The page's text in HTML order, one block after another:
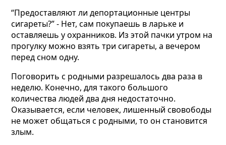
“Предоставляют ли депортационные центры
сигареты?” - Нет, сам покупаешь в ларьке и
оставляешь у охранников. Из этой пачки утром на
прогулку можно взять три сигареты, а вечером
перед сном одну.
Поговорить с родными разрешалось два раза в
неделю. Конечно, для такого большого
количества людей два дня недостаточно.
Оказывается, если человек, лишенный свовободы
не может общаться с родными, то он становится
злым.